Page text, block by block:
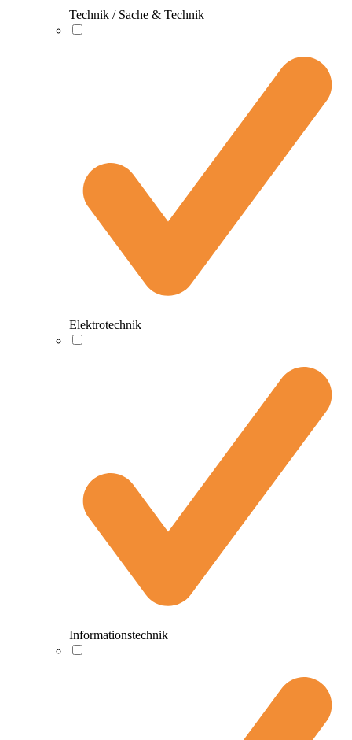
Technik / Sache & Technik
Elektrotechnik
Informationstechnik